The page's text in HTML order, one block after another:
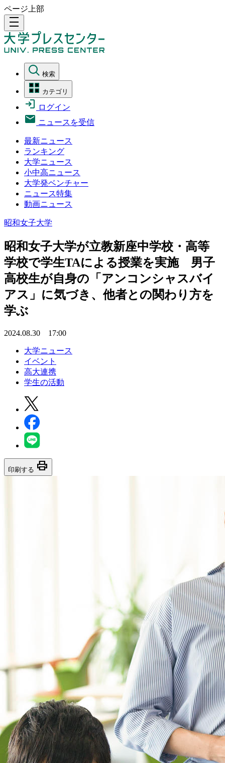
ページ上部
density_medium
検索
カテゴリ
ログイン
ニュースを受信
最新ニュース
ランキング
大学ニュース
小中高ニュース
大学発ベンチャー
ニュース特集
動画ニュース
昭和女子大学
昭和女子大学が立教新座中学校・高等
学校で学生TAによる授業を実施 男子
高校生が自身の「アンコンシャスバイ
アス」に気づき、他者との関わり方を
学ぶ
2024.08.30 17:00
大学ニュース
イベント
高大連携
学生の活動
印刷する print